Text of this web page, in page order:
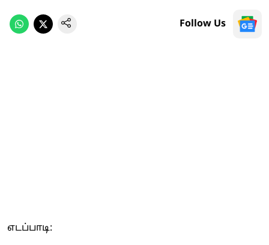
Follow Us
எடப்பாடி: